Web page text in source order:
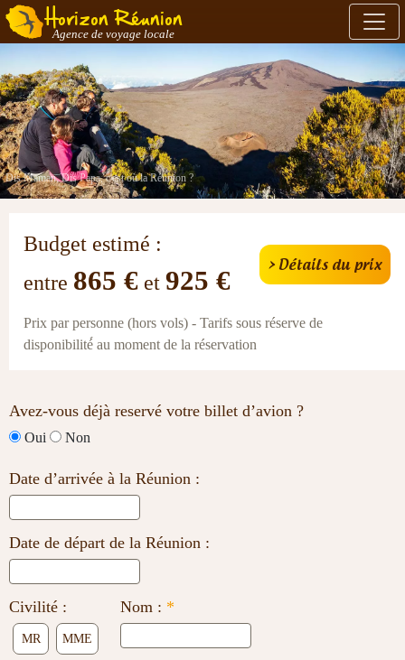
Horizon Réunion
Agence de voyage locale
Dis Maman, Dis Papa, c'est où la Réunion ?
Budget estimé :
entre 865 € et 925 € > Détails du prix
Prix par personne (hors vols) - Tarifs sous réserve de
disponibilité́ au moment de la réservation
Avez-vous déjà reservé votre billet d’avion ?
Oui Non
Date d’arrivée à la Réunion :
Date de départ de la Réunion :
Civilité :
MR MME
Nom : *